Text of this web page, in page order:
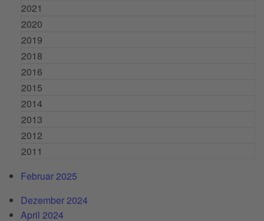
2021
2020
2019
2018
2016
2015
2014
2013
2012
2011
Februar 2025
Dezember 2024
April 2024